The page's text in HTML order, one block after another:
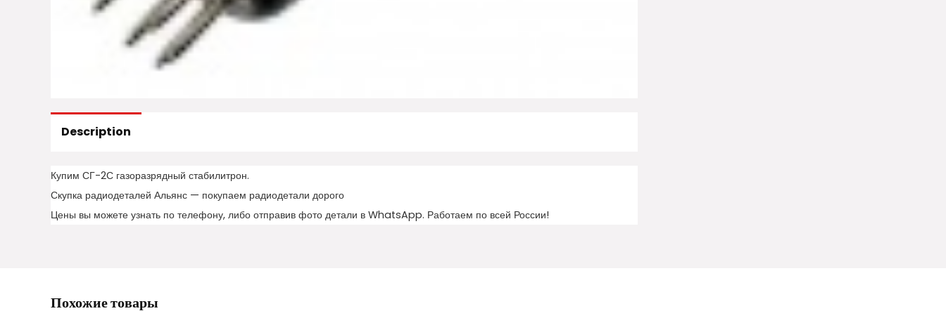
Description
Купим СГ-2С газоразрядный стабилитрон.
Скупка радиодеталей Альянс — покупаем радиодетали дорого
Цены вы можете узнать по телефону, либо отправив фото детали в WhatsApp. Работаем по всей России!
Похожие товары